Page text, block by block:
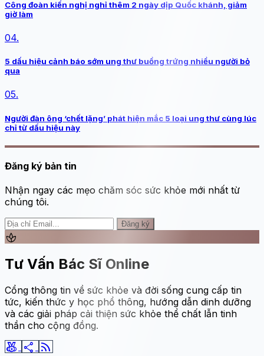
Công đoàn kiến nghị nghỉ thêm 2 ngày dịp Quốc khánh, giảm
giờ làm
04.
5 dấu hiệu cảnh báo sớm ung thư buồng trứng nhiều người bỏ
qua
05.
Người đàn ông ‘chết lặng’ phát hiện mắc 5 loại ung thư cùng lúc
chỉ từ dấu hiệu này
Đăng ký bản tin
Nhận ngay các mẹo chăm sóc sức khỏe mới nhất từ
chúng tôi.
Đăng ký
spa
Tư Vấn Bác Sĩ Online
Cổng thông tin về sức khỏe và đời sống cung cấp tin
tức, kiến thức y học phổ thông, hướng dẫn dinh dưỡng
và các giải pháp cải thiện sức khỏe thể chất lẫn tinh
thần cho cộng đồng.
social_leaderboard share rss_feed